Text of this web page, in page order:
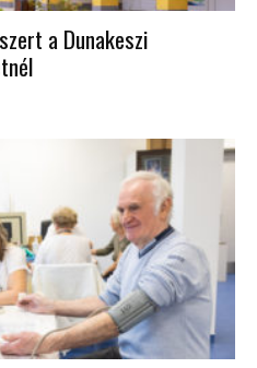
a Dunakeszi